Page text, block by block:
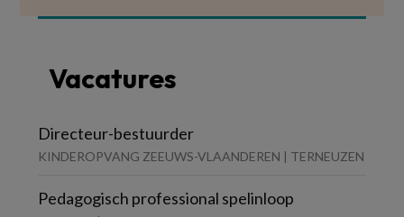
Vacatures
Directeur-bestuurder
KINDEROPVANG ZEEUWS-VLAANDEREN | TERNEUZEN
Pedagogisch professional spelinloop